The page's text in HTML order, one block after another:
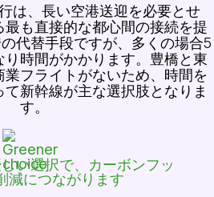
は、長い空港送迎を必要とせ
も直接的な都心間の接続を提
代替手段ですが、多くの場合5
時間がかかります。豊橋と東
フライトがないため、時間を
新幹線が主な選択肢となりま
す。
い選択で、カーボンフッ
減につながります